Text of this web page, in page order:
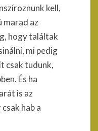
kell,
marad az
hogy találtak
mi pedig
csak tudunk,
És ha
is az
hab a